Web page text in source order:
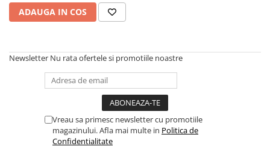
ADAUGA IN COS
Newsletter Nu rata ofertele si promotiile noastre
Vreau sa primesc newsletter cu promotiile
magazinului. Afla mai multe in Politica de
Confidentialitate